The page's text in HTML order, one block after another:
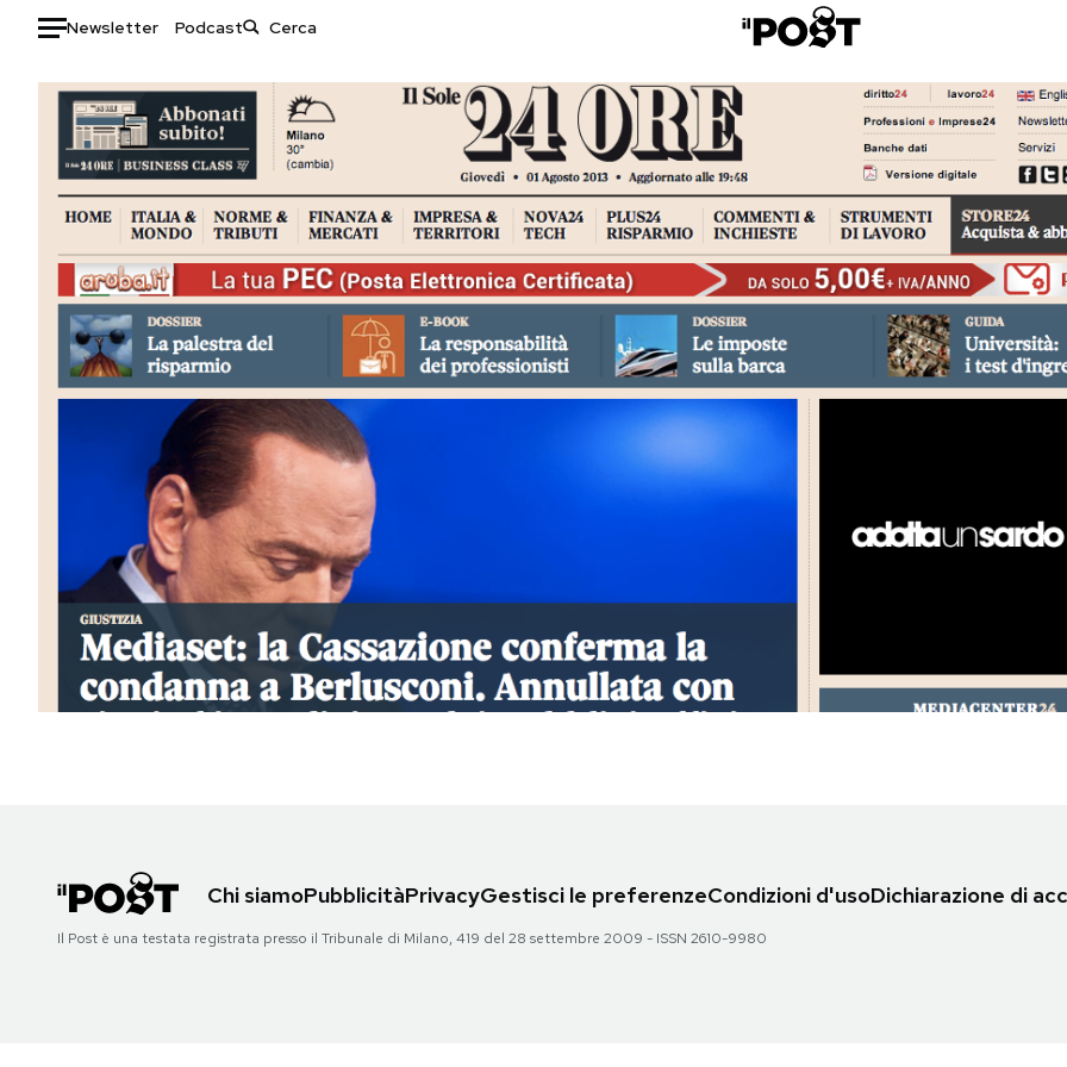
Newsletter Podcast
Auto
HOME
Italia
Mondo
Politica
Tecnologia
Internet
Scienza
Cultura
Economia
Sport
Moda
Libri
Consumismi
Storie/Idee
Ok Boomer!
Europa
Altrecose
Mondiali calcio 2026
PODCAST
NEWSLETTER
CALENDARIO Chi siamoPubblicitàPrivacyGestisci le preferenzeCondizioni d'usoDichiarazione di
Il Post è una testata registrata presso il Tribunale di Milano, 419 del 28 settembre 2009 - ISSN 2610-9980